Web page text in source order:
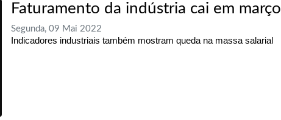
Faturamento da indústria cai em março
Segunda, 09 Mai 2022
Indicadores industriais também mostram queda na massa salarial